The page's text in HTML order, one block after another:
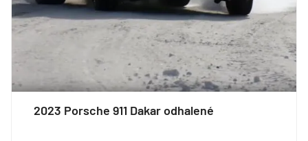
2023 Porsche 911 Dakar odhalené